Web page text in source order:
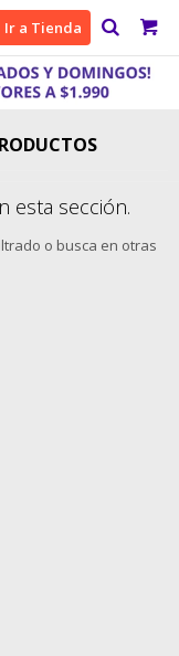
Ir a Tienda
esta sección.
o busca en otras